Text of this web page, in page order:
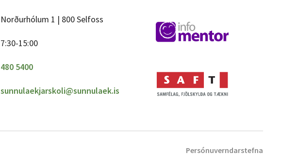
Norðurhólum 1 | 800 Selfoss
7:30-15:00
480 5400
sunnulaekjarskoli@sunnulaek.is
Persónuverndarstefna